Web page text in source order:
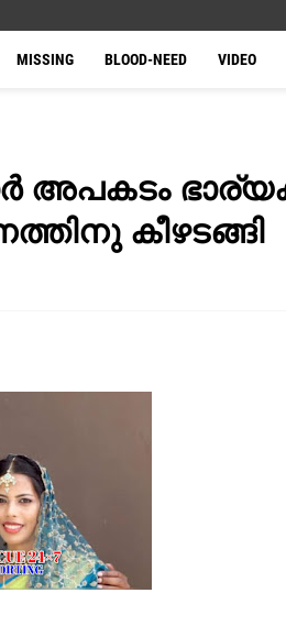
MISSING BLOOD-NEED VIDEO
അപകടം
കീഴടങ്ങി